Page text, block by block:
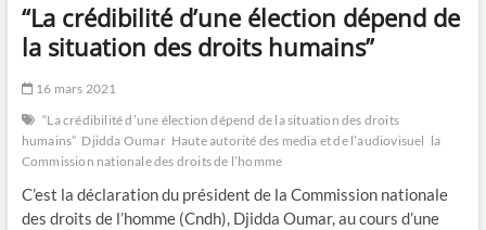
“La crédibilité d’une élection dépend de
la situation des droits humains”
16 mars 2021
“La crédibilité d’une élection dépend de la situation des droits
humains” Djidda Oumar Haute autorité des media et de l’audiovisuel la
Commission nationale des droits de l’homme
C’est la déclaration du président de la Commission nationale
des droits de l’homme (Cndh), Djidda Oumar, au cours d’une